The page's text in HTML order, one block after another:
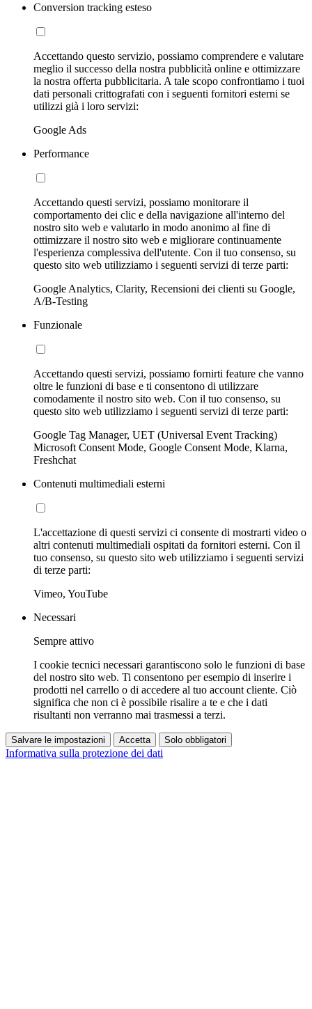
Conversion tracking esteso
Accettando questo servizio, possiamo comprendere e valutare
meglio il successo della nostra pubblicità online e ottimizzare
la nostra offerta pubblicitaria. A tale scopo confrontiamo i tuoi
dati personali crittografati con i seguenti fornitori esterni se
utilizzi già i loro servizi:
Google Ads
Performance
Accettando questi servizi, possiamo monitorare il
comportamento dei clic e della navigazione all'interno del
nostro sito web e valutarlo in modo anonimo al fine di
ottimizzare il nostro sito web e migliorare continuamente
l'esperienza complessiva dell'utente. Con il tuo consenso, su
questo sito web utilizziamo i seguenti servizi di terze parti:
Google Analytics, Clarity, Recensioni dei clienti su Google,
A/B-Testing
Funzionale
Accettando questi servizi, possiamo fornirti feature che vanno
oltre le funzioni di base e ti consentono di utilizzare
comodamente il nostro sito web. Con il tuo consenso, su
questo sito web utilizziamo i seguenti servizi di terze parti:
Google Tag Manager, UET (Universal Event Tracking)
Microsoft Consent Mode, Google Consent Mode, Klarna,
Freshchat
Contenuti multimediali esterni
L'accettazione di questi servizi ci consente di mostrarti video o
altri contenuti multimediali ospitati da fornitori esterni. Con il
tuo consenso, su questo sito web utilizziamo i seguenti servizi
di terze parti:
Vimeo, YouTube
Necessari
Sempre attivo
I cookie tecnici necessari garantiscono solo le funzioni di base
del nostro sito web. Ti consentono per esempio di inserire i
prodotti nel carrello o di accedere al tuo account cliente. Ciò
significa che non ci è possibile risalire a te e che i dati
risultanti non verranno mai trasmessi a terzi.
Salvare le impostazioni Accetta Solo obbligatori
Informativa sulla protezione dei dati